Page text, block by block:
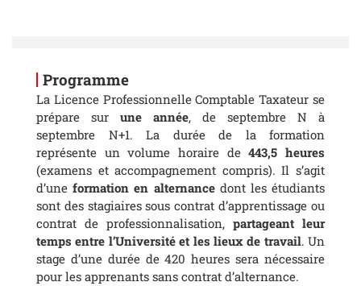
Programme
La Licence Professionnelle Comptable Taxateur se
prépare sur une année, de septembre N à
septembre N+1. La durée de la formation
représente un volume horaire de443,5 heures
(examens et accompagnement compris). Il s’agit
d’uneformation en alternancedont les étudiants
sont des stagiaires sous contrat d’apprentissage ou
contrat de professionnalisation, partageant leur
temps entre l’Université et les lieux de travail. Un
stage d’une durée de 420 heures sera nécessaire
pour les apprenants sans contrat d’alternance.